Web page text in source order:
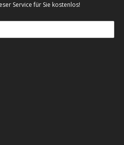
Service für Sie kostenlos!